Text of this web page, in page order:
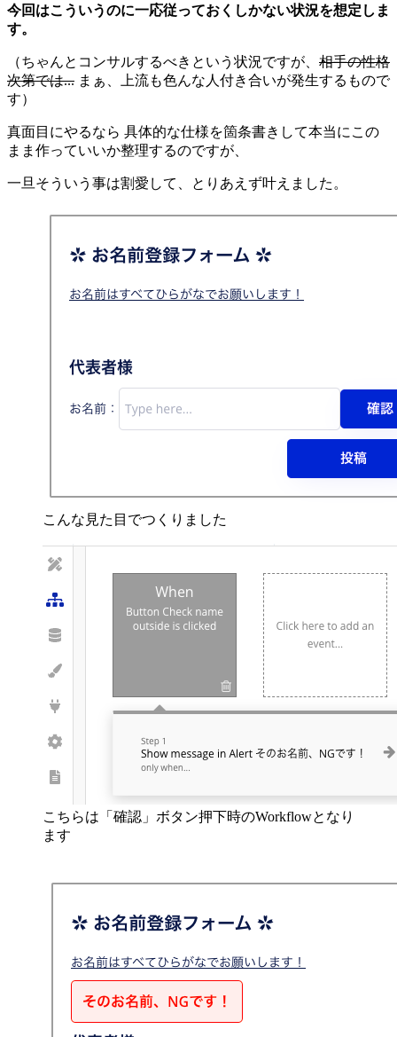
今回はこういうのに一応従っておくしかない状況を想定しま
す。
（ちゃんとコンサルするべきという状況ですが、 相手の性格
次第では... まぁ、上流も色んな人付き合いが発生するもので
す）
真面目にやるなら 具体的な仕様を箇条書きして本当にこの
まま作っていいか整理するのですが、
一旦そういう事は割愛して、とりあえず叶えました。
こんな見た目でつくりました
こちらは「確認」ボタン押下時のWorkflowとなり
ます